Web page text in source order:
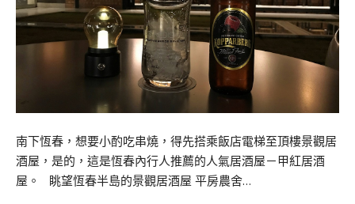
南下恆春，想要小酌吃串燒，得先搭乘飯店電梯至頂樓景觀居
酒屋，是的，這是恆春內行人推薦的人氣居酒屋－甲紅居酒
屋。 眺望恆春半島的景觀居酒屋 平房農舍…